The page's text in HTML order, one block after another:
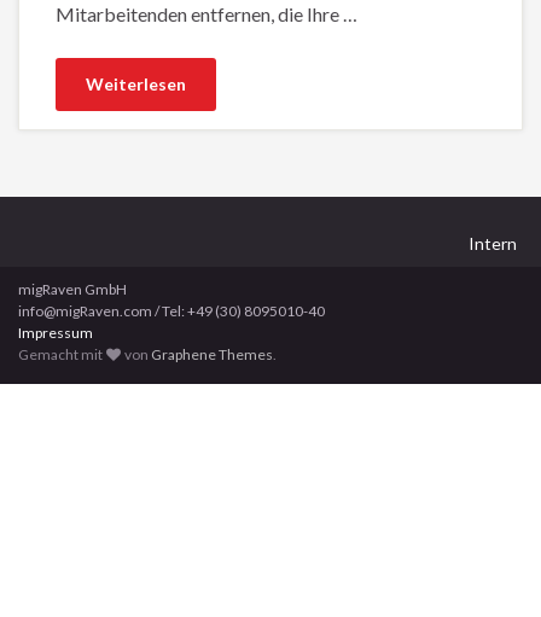
Mitarbeitenden entfernen, die Ihre …
Weiterlesen
Intern
migRaven GmbH
info@migRaven.com / Tel: +49 (30) 8095010-40
Impressum
Gemacht mit
von Graphene Themes